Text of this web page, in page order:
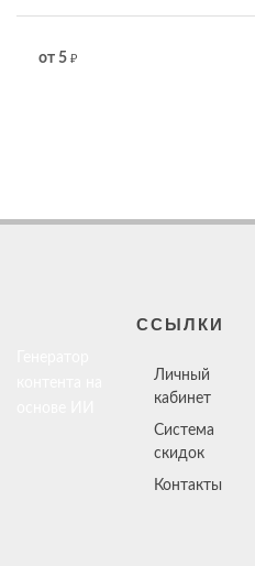
от 5 ₽
ССЫЛКИ
Личный
кабинет
Система
скидок
Контакты